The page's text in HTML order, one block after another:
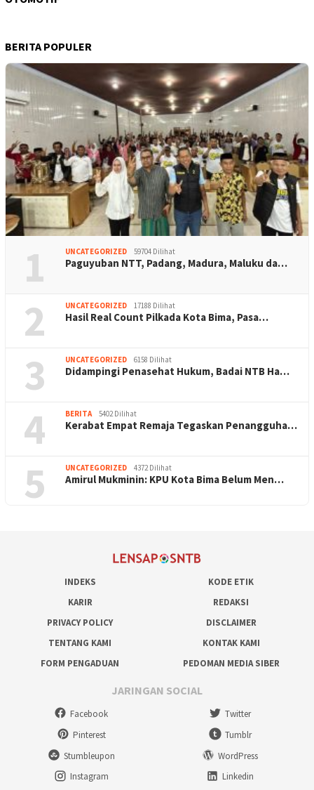
BERITA POPULER
1 UNCATEGORIZED 59704 Dilihat
Paguyuban NTT, Padang, Madura, Maluku da…
2 UNCATEGORIZED 17188 Dilihat
Hasil Real Count Pilkada Kota Bima, Pasa…
3 UNCATEGORIZED 6158 Dilihat
Didampingi Penasehat Hukum, Badai NTB Ha…
4 BERITA 5402 Dilihat
Kerabat Empat Remaja Tegaskan Penangguha…
5 UNCATEGORIZED 4372 Dilihat
Amirul Mukminin: KPU Kota Bima Belum Men…
INDEKS
KODE ETIK
KARIR
REDAKSI
PRIVACY POLICY
DISCLAIMER
TENTANG KAMI
KONTAK KAMI
FORM PENGADUAN
PEDOMAN MEDIA SIBER
JARINGAN SOCIAL
Facebook
Twitter
Pinterest
Tumblr
Stumbleupon
WordPress
Instagram
Linkedin